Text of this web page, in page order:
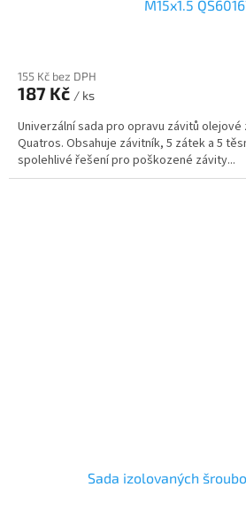
M15x1.5
155 Kč bez DPH
187 Kč / ks
Univerzální sada pro opravu závitů olejové
Quatros. Obsahuje závitník, 5 zátek a 5
spolehlivé řešení pro poškozené závity...
Sada izolovaných